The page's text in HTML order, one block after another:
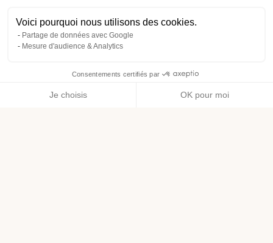
Voici pourquoi nous utilisons des cookies.
Partage de données avec Google
Mesure d'audience & Analytics
Consentements certifiés par
Je choisis OK pour moi